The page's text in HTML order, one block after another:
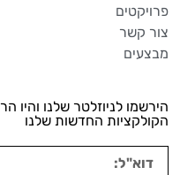
פרויקטים
צור קשר
מבצעים
הירשמו לניוזלטר שלנו והיו
הקולקציות החדשות שלנו